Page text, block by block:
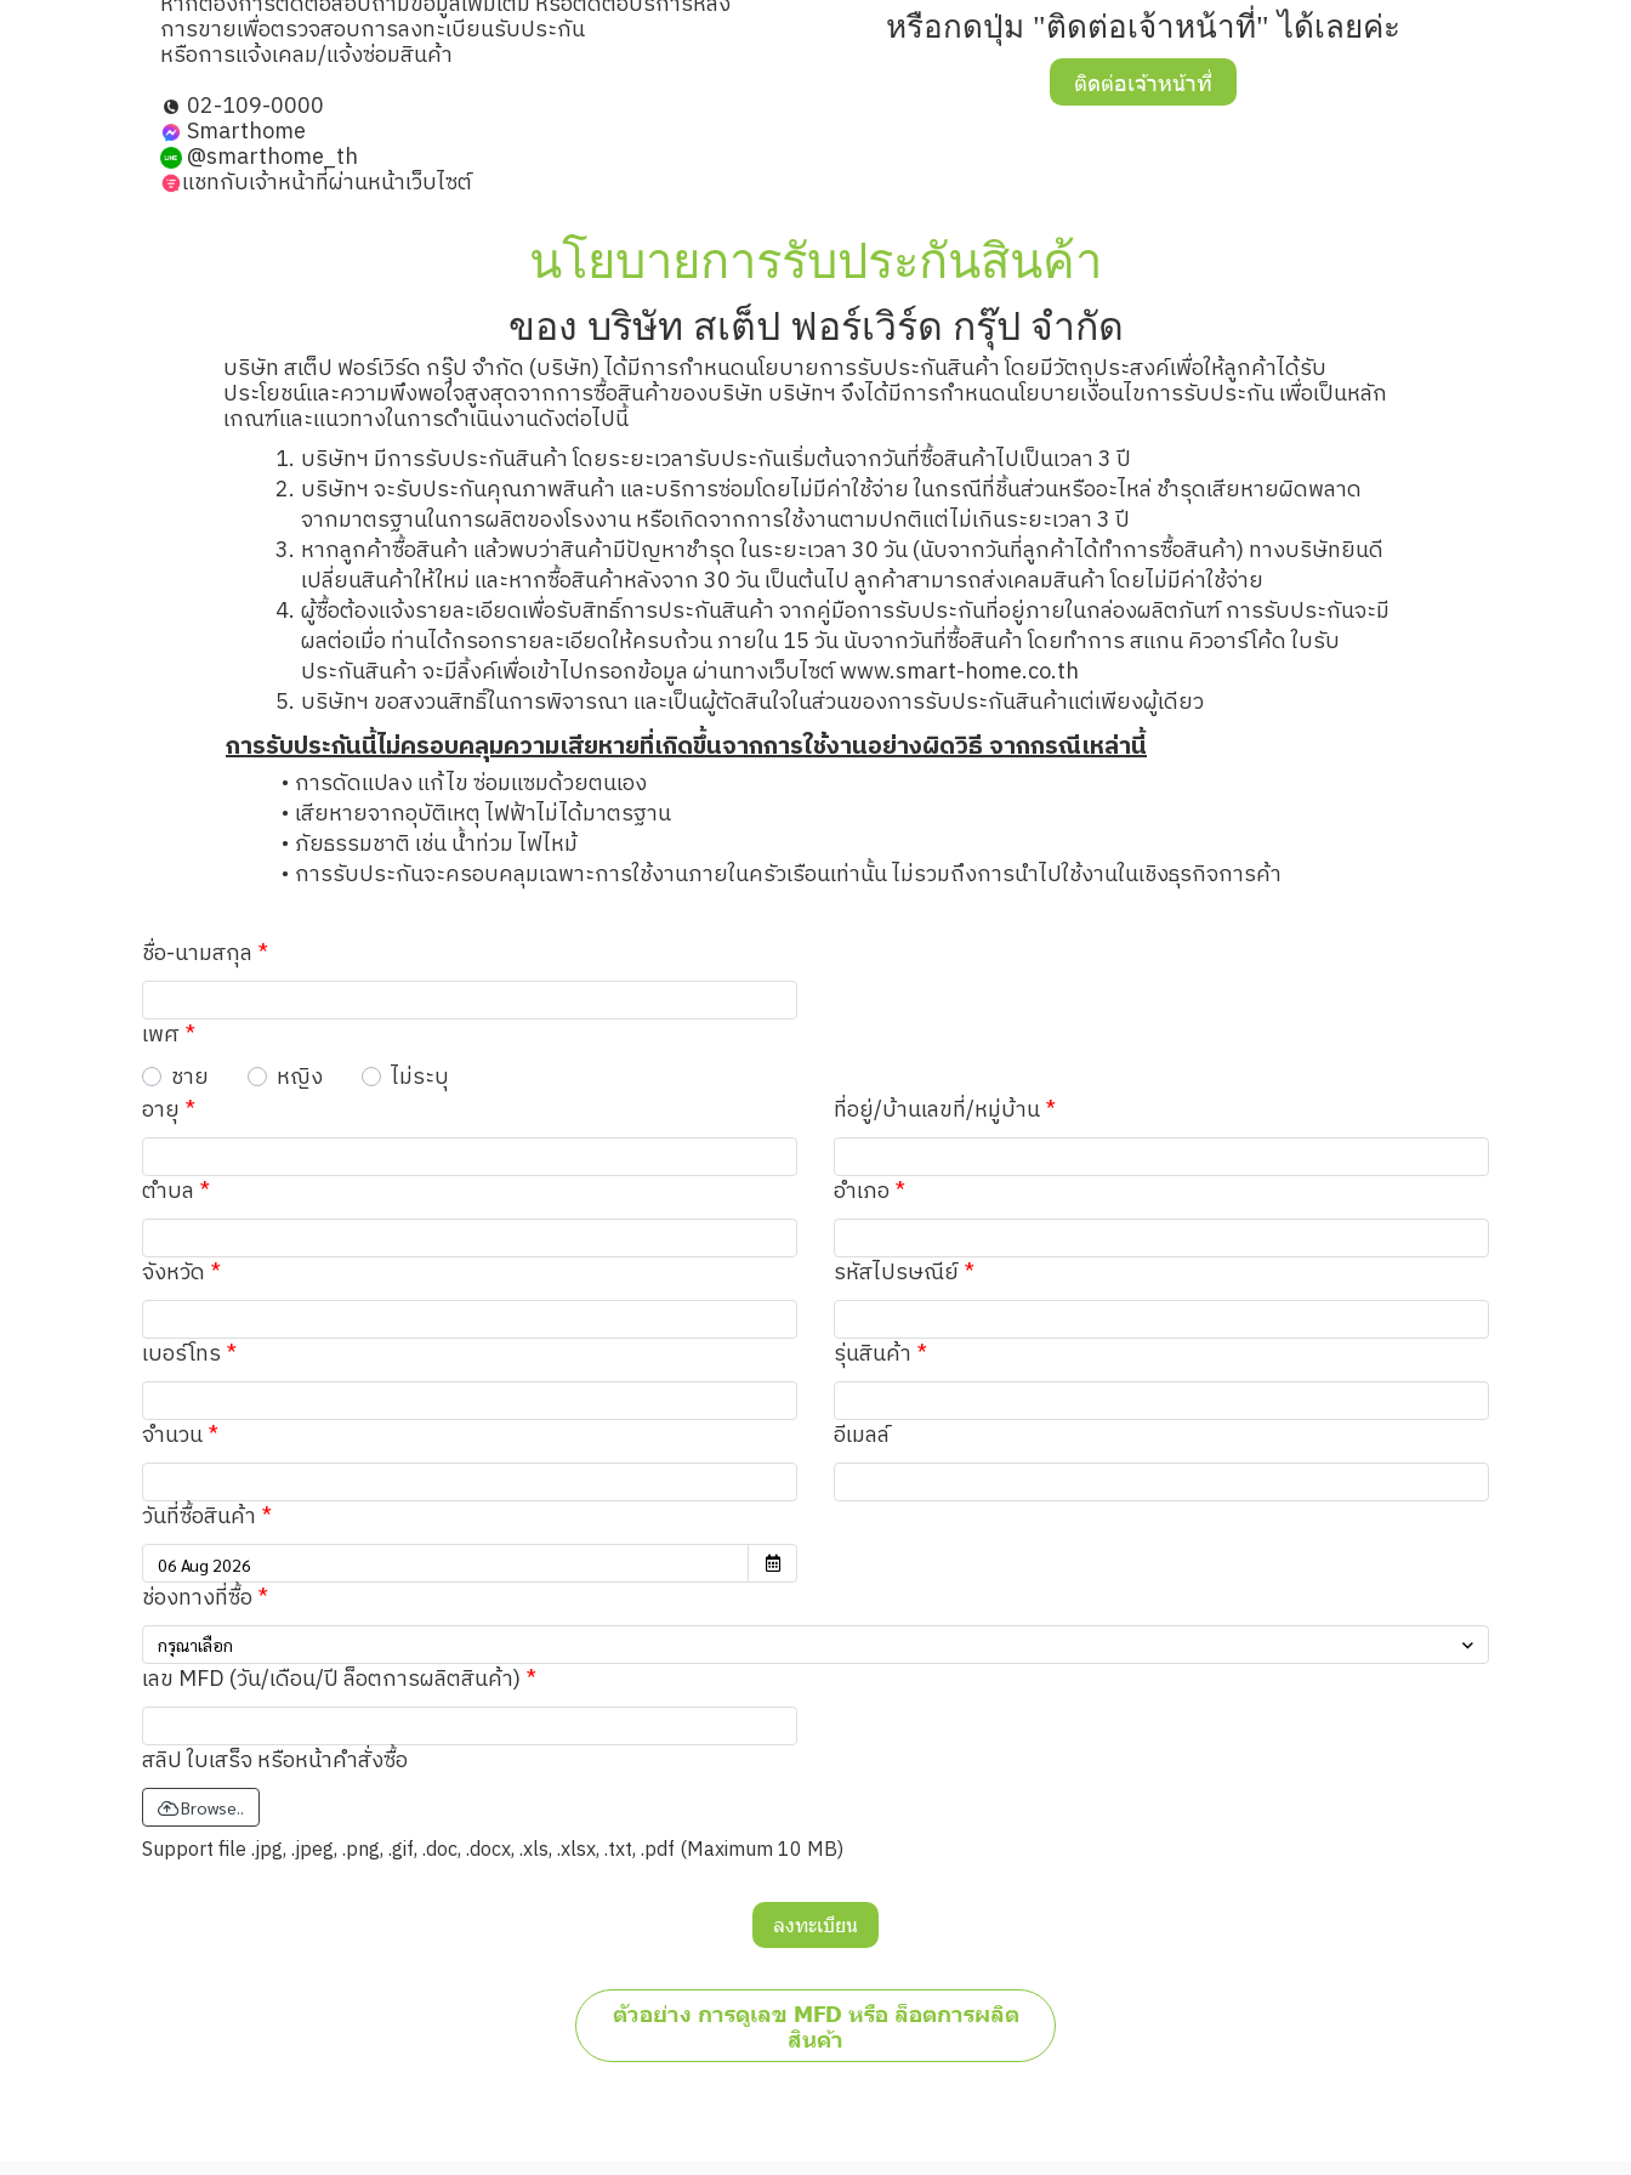
การขายเพื่อตรวจสอบการลงทะเบียนรับประกัน
หรือการแจ้งเคลม/แจ้งซ่อมสินค้า
02-109-0000
Smarthome
@smarthome_th
แชทกับเจ้าหน้าที่ผ่านหน้าเว็บไซต์
หรือกดปุ่ม "ติดต่อเจ้าหน้าที่" ได้เลยค่ะ
ติดต่อเจ้าหน้าที่
นโยบายการรับประกันสินค้า
ของ บริษัท สเต็ป ฟอร์เวิร์ด กรุ๊ป จำกัด
บริษัท สเต็ป ฟอร์เวิร์ด กรุ๊ป จำกัด (บริษัท) ได้มีการกำหนดนโยบายการรับประกันสินค้า โดยมีวัตถุประสงค์เพื่อให้ลูกค้าได้รับ
ประโยชน์และความพึงพอใจสูงสุดจากการซื้อสินค้าของบริษัท บริษัทฯ จึงได้มีการกำหนดนโยบายเงื่อนไขการรับประกัน เพื่อเป็นหลัก
เกณฑ์และแนวทางในการดำเนินงานดังต่อไปนี้
บริษัทฯ มีการรับประกันสินค้า โดยระยะเวลารับประกันเริ่มต้นจากวันที่ซื้อสินค้าไปเป็นเวลา 3 ปี
บริษัทฯ จะรับประกันคุณภาพสินค้า และบริการซ่อมโดยไม่มีค่าใช้จ่าย ในกรณีที่ชิ้นส่วนหรืออะไหล่ ชำรุดเสียหายผิดพลาด
จากมาตรฐานในการผลิตของโรงงาน หรือเกิดจากการใช้งานตามปกติแต่ไม่เกินระยะเวลา 3 ปี
หากลูกค้าซื้อสินค้า แล้วพบว่าสินค้ามีปัญหาชำรุด ในระยะเวลา 30 วัน (นับจากวันที่ลูกค้าได้ทำการซื้อสินค้า) ทางบริษัทยินดี
เปลี่ยนสินค้าให้ใหม่ และหากซื้อสินค้าหลังจาก 30 วัน เป็นต้นไป ลูกค้าสามารถส่งเคลมสินค้า โดยไม่มีค่าใช้จ่าย
ผู้ซื้อต้องแจ้งรายละเอียดเพื่อรับสิทธิ์การประกันสินค้า จากคู่มือการรับประกันที่อยู่ภายในกล่องผลิตภันฑ์ การรับประกันจะมี
ผลต่อเมื่อ ท่านได้กรอกรายละเอียดให้ครบถ้วน ภายใน 15 วัน นับจากวันที่ซื้อสินค้า โดยทำการ สแกน คิวอาร์โค้ด ใบรับ
ประกันสินค้า จะมีลิ้งค์เพื่อเข้าไปกรอกข้อมูล ผ่านทางเว็บไซต์ www.smart-home.co.th
บริษัทฯ ขอสงวนสิทธิ์ในการพิจารณา และเป็นผู้ตัดสินใจในส่วนของการรับประกันสินค้าแต่เพียงผู้เดียว
การรับประกันนี้ไม่ครอบคลุมความเสียหายที่เกิดขึ้นจากการใช้งานอย่างผิดวิธี จากกรณีเหล่านี้
การดัดแปลง แก้ไข ซ่อมแซมด้วยตนเอง
เสียหายจากอุบัติเหตุ ไฟฟ้าไม่ได้มาตรฐาน
ภัยธรรมชาติ เช่น น้ำท่วม ไฟไหม้
การรับประกันจะครอบคลุมเฉพาะการใช้งานภายในครัวเรือนเท่านั้น ไม่รวมถึงการนำไปใช้งานในเชิงธุรกิจการค้า
ชื่อ-นามสกุล
เพศ
ชาย
หญิง
ไม่ระบุ
อายุ
ที่อยู่/บ้านเลขที่/หมู่บ้าน
ตำบล อำเภอ
จังหวัด รหัสไปรษณีย์
เบอร์โทร รุ่นสินค้า
จำนวน อีเมลล์
วันที่ซื้อสินค้า
ช่องทางที่ซื้อ
กรุณาเลือก
เลข MFD (วัน/เดือน/ปี ล็อตการผลิตสินค้า)
สลิป ใบเสร็จ หรือหน้าคำสั่งซื้อ
Browse..
Support file .jpg, .jpeg, .png, .gif, .doc, .docx, .xls, .xlsx, .txt, .pdf (Maximum 10 MB)
ลงทะเบียน
ตัวอย่าง การดูเลข MFD หรือ ล็อตการผลิต
สินค้า